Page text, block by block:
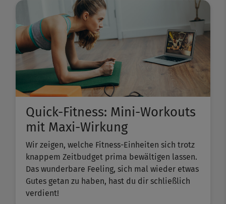
Quick-Fitness: Mini-Workouts
mit Maxi-Wirkung
Wir zeigen, welche Fitness-Einheiten sich trotz
knappem Zeitbudget prima bewältigen lassen.
Das wunderbare Feeling, sich mal wieder etwas
Gutes getan zu haben, hast du dir schließlich
verdient!